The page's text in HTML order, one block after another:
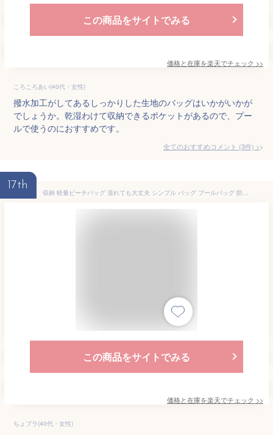
この商品をサイトでみる
価格と在庫を楽天でチェック >>
ころころあい(40代・女性)
撥水加工がしてあるしっかりした生地のバッグはいかがいかが
でしょうか。乾湿わけて収納できるポケットがあるので、プー
ルで使うのにおすすめです。
全てのおすすめコメント (3件) >
17th
収納 軽量ビーチバッグ 濡れても大丈夫 シンプル バッグ プールバッグ 防水 スイミング 温泉 ピーチ 海水浴 水泳 プール 女児 男児 海 ジム 男女兼用 大人 水泳教室 水着バッグ アクア ピンク ブラック P0713-BAG CP
この商品をサイトでみる
価格と在庫を楽天でチェック >>
ちょプラ(40代・女性)